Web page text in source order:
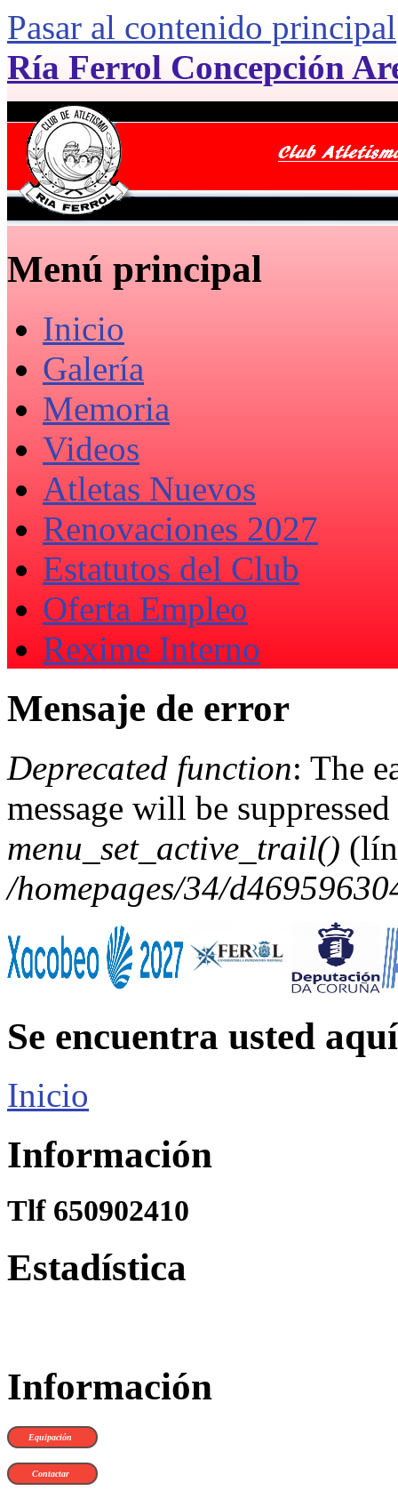
Pasar al contenido principal
Ría Ferrol Concepción
Menú principal
Inicio
Galería
Memoria
Videos
Atletas Nuevos
Renovaciones 2027
Estatutos del Club
Oferta Empleo
Rexime Interno
Mensaje de error
Deprecated function: The
message will be
menu_set_active_trail()
/homepages/34/
Se encuentra usted aquí
Inicio
Información
Tlf 650902410
Estadística
Información
Equipación
Contactar